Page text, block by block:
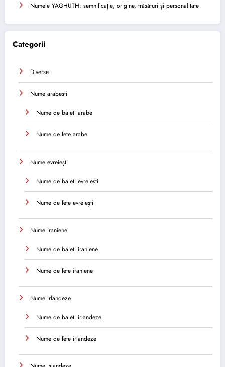
Numele YAGHUTH: semnificație, origine, trăsături și personalitate
Categorii
Diverse
Nume arabesti
Nume de baieti arabe
Nume de fete arabe
Nume evreiești
Nume de baieti evreiești
Nume de fete evreiești
Nume iraniene
Nume de baieti iraniene
Nume de fete iraniene
Nume irlandeze
Nume de baieti irlandeze
Nume de fete irlandeze